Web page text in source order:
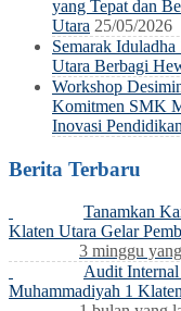
yang Tepat dan
Utara 25/05/2026
Semarak
Utara Berbagi
Workshop
Komitmen SMK
Inovasi Pendidikan
Berita Terbaru
Tanamkan
Klaten Utara Gelar
3 minggu
Audit
Muhammadiyah 1